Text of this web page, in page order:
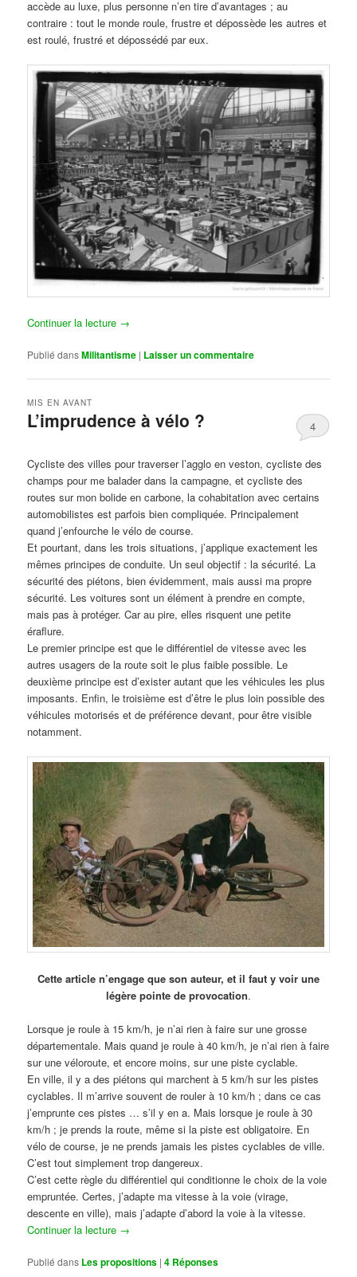
accède au luxe, plus personne n’en tire d’avantages ; au
contraire : tout le monde roule, frustre et dépossède les autres et
est roulé, frustré et dépossédé par eux.
Continuer la lecture →
Publié dansMilitantisme | Laisser un commentaire
L’imprudence à vélo ?
MIS EN AVANT
4
Cycliste des villes pour traverser l’agglo en veston, cycliste des
champs pour me balader dans la campagne, et cycliste des
routes sur mon bolide en carbone, la cohabitation avec certains
automobilistes est parfois bien compliquée. Principalement
quand j’enfourche le vélo de course.
Et pourtant, dans les trois situations, j’applique exactement les
mêmes principes de conduite. Un seul objectif : la sécurité. La
sécurité des piétons, bien évidemment, mais aussi ma propre
sécurité. Les voitures sont un élément à prendre en compte,
mais pas à protéger. Car au pire, elles risquent une petite
éraflure.
Le premier principe est que le différentiel de vitesse avec les
autres usagers de la route soit le plus faible possible. Le
deuxième principe est d’exister autant que les véhicules les plus
imposants. Enfin, le troisième est d’être le plus loin possible des
véhicules motorisés et de préférence devant, pour être visible
notamment.
Cette article n’engage que son auteur, et il faut y voir une
légère pointe de provocation.
Lorsque je roule à 15 km/h, je n’ai rien à faire sur une grosse
départementale. Mais quand je roule à 40 km/h, je n’ai rien à faire
sur une véloroute, et encore moins, sur une piste cyclable.
En ville, il y a des piétons qui marchent à 5 km/h sur les pistes
cyclables. Il m’arrive souvent de rouler à 10 km/h ; dans ce cas
j’emprunte ces pistes … s’il y en a. Mais lorsque je roule à 30
km/h ; je prends la route, même si la piste est obligatoire. En
vélo de course, je ne prends jamais les pistes cyclables de ville.
C’est tout simplement trop dangereux.
C’est cette règle du différentiel qui conditionne le choix de la voie
empruntée. Certes, j’adapte ma vitesse à la voie (virage,
descente en ville), mais j’adapte d’abord la voie à la vitesse.
Continuer la lecture →
Publié dans Les propositions |4 Réponses